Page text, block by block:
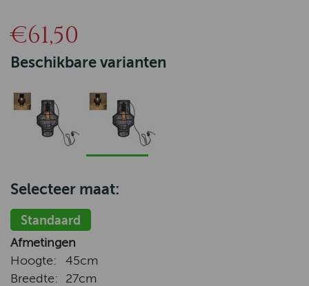
€61,50
Beschikbare varianten
Selecteer maat:
Standaard
Afmetingen
Hoogte:
45cm
Breedte:
27cm